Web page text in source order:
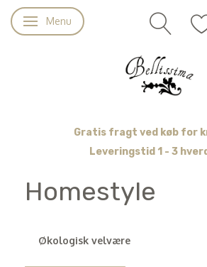
Skifte navigation
Menu
Gratis fragt ved køb for
Leveringstid 1 - 3
Homestyle
Økologisk velvære